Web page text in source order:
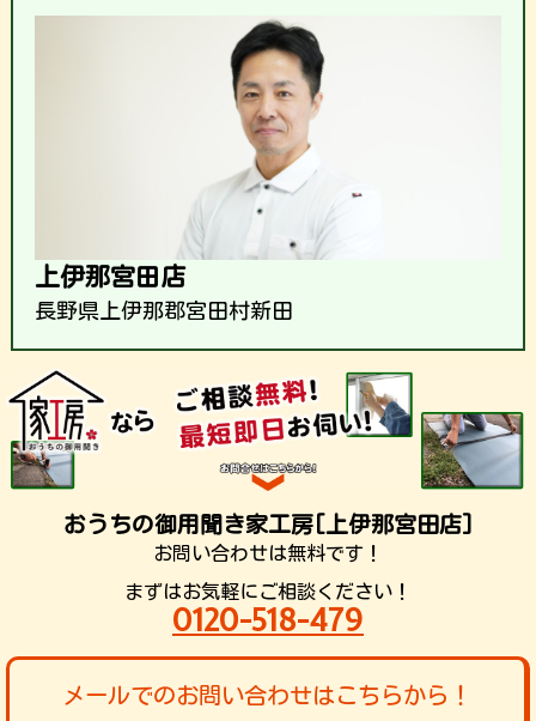
上伊那宮田店
長野県上伊那郡宮田村新田
おうちの御用聞き家工房[上伊那宮田店]
お問い合わせは無料です！
まずはお気軽にご相談ください！
0120-518-479
メールでのお問い合わせはこちらから！